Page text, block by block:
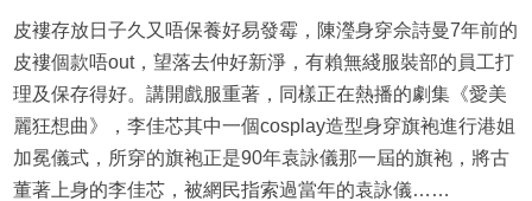
皮褸存放日子久又唔保養好易發霉，陳瀅身穿佘詩曼7年前的
皮褸個款唔out，望落去仲好新淨，有賴無綫服裝部的員工打
理及保存得好。講開戲服重著，同樣正在熱播的劇集《愛美
麗狂想曲》，李佳芯其中一個cosplay造型身穿旗袍進行港姐
加冕儀式，所穿的旗袍正是90年袁詠儀那一屆的旗袍，將古
董著上身的李佳芯，被網民指索過當年的袁詠儀……